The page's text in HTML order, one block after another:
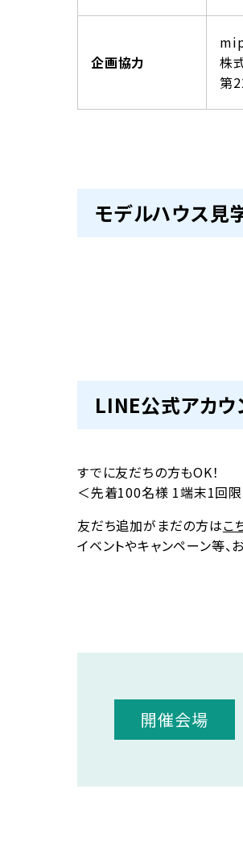
企画協力
株
第
モデルハウス見
LINE公式アカウ
すでに友だちの方もOK！
＜先着100名様 1端末1回限
友だち追加がまだの方はこ
イベントやキャンペーン等、
開催会場